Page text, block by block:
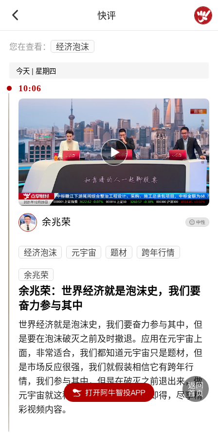
快评
下拉刷新
您在查看： 经济泡沫
今天 | 星期四
10:06
余兆荣
经济泡沫 元宇宙 题材
跨年行情
余兆荣
余兆荣：世界经济就是泡沫史，我们要
奋力参与其中
世界经济就是泡沫史，我们要奋力参与其中，但
是要在泡沫破灭之前及时撤退。应用在元宇宙上
面，非常适合，我们都知道元宇宙只是题材，但
是市场反应很强，我们就假装相信它有跨年行
情，我们参与其中，但是在破灭之前退出来，做
元宇宙就这种态度。逻辑脉络一点即得，尽享精
彩视频内容。